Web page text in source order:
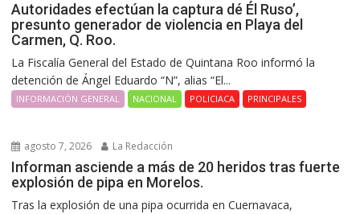
Autoridades efectúan la captura dé Él Ruso’,
presunto generador de violencia en Playa del
Carmen, Q. Roo.
La Fiscalía General del Estado de Quintana Roo informó la
detención de Ángel Eduardo “N”, alias “El...
INFORMACIÓN GENERAL NACIONAL POLICIACA PRINCIPALES
agosto 7, 2026 La Redacción
Informan asciende a más de 20 heridos tras fuerte
explosión de pipa en Morelos.
Tras la explosión de una pipa ocurrida en Cuernavaca,